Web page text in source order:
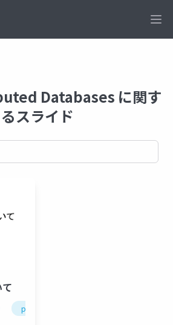
Databases に関す
るスライド
programming